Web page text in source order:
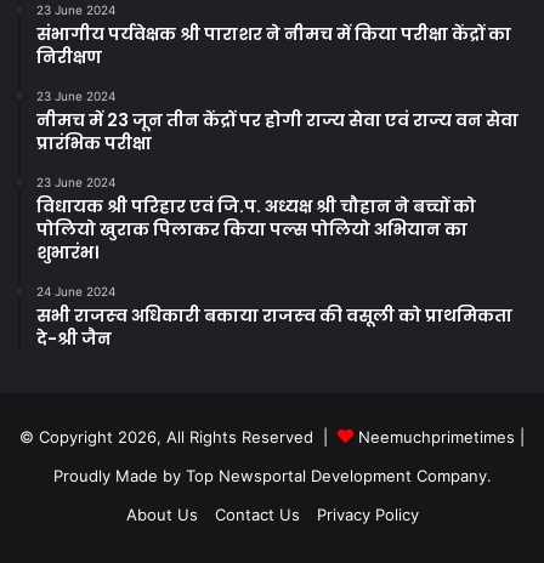
23 June 2024
संभागीय पर्यवेक्षक श्री पाराशर ने नीमच में किया परीक्षा केंद्रों का
निरीक्षण
23 June 2024
नीमच में 23 जून तीन केंद्रों पर होगी राज्‍य सेवा एवं राज्‍य वन सेवा
प्रारंभिक परीक्षा
23 June 2024
विधायक श्री परिहार एवं जि.प. अध्यक्ष श्री चौहान ने बच्चों को
पोलियो खुराक पिलाकर किया पल्स पोलियो अभियान का
शुभारंभ।
24 June 2024
सभी राजस्‍व अधिकारी बकाया राजस्‍व की वसूली को प्राथमिकता
दे-श्री जैन
© Copyright 2026, All Rights Reserved | Neemuchprimetimes
Proudly Made by Top Newsportal Development Company.
About Us
Contact Us Privacy Policy